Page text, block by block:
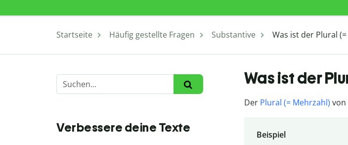
Startseite Häufig gestellte Fragen Substantive Was ist der Plural (=
Verbessere deine Texte
Was ist der
Der Plural (= Mehrzahl) von
Beispiel